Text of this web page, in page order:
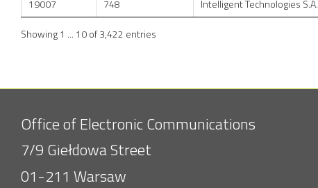
19007
748 Intelligent Technologies S.A.
Showing 1 ... 10 of 3,422 entries
Office of Electronic Communications
7/9 Giełdowa Street
01-211 Warsaw